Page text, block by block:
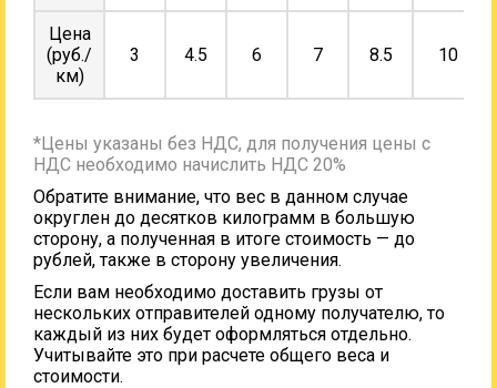
Цена
(руб./
км)
3 4.5 6 7 8.5 10
*Цены указаны без НДС, для получения цены с
НДС необходимо начислить НДС 20%
Обратите внимание, что вес в данном случае
округлен до десятков килограмм в большую
сторону, а полученная в итоге стоимость — до
рублей, также в сторону увеличения.
Если вам необходимо доставить грузы от
нескольких отправителей одному получателю, то
каждый из них будет оформляться отдельно.
Учитывайте это при расчете общего веса и
стоимости.